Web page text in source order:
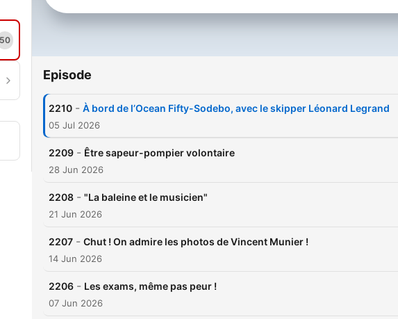
50
Episode
2210 - À bord de l’Ocean Fifty-Sodebo, avec le skipper Léonard Legrand
05 Jul 2026
2209 - Être sapeur-pompier volontaire
28 Jun 2026
2208 - "La baleine et le musicien"
21 Jun 2026
2207 - Chut ! On admire les photos de Vincent Munier !
14 Jun 2026
2206 - Les exams, même pas peur !
07 Jun 2026